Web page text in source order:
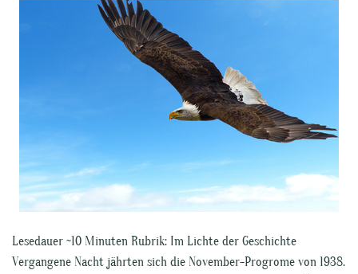
Lesedauer ~10 Minuten Rubrik: Im Lichte der Geschichte
Vergangene Nacht jährten sich die November-Progrome von 1938.